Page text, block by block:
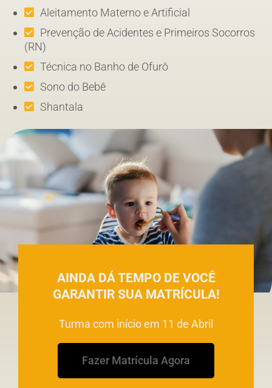
Aleitamento Materno e Artificial
Prevenção de Acidentes e Primeiros Socorros
(RN)
Técnica no Banho de Ofurô
Sono do Bebê
Shantala
AINDA DÁ TEMPO DE VOCÊ
GARANTIR SUA MATRÍCULA!
Turma com início em 11 de Abril
Fazer Matrícula Agora